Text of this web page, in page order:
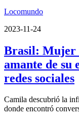
Locomundo
2023-11-24
Brasil: Mujer
amante de su
redes sociales
Camila descubrió la
donde encontró